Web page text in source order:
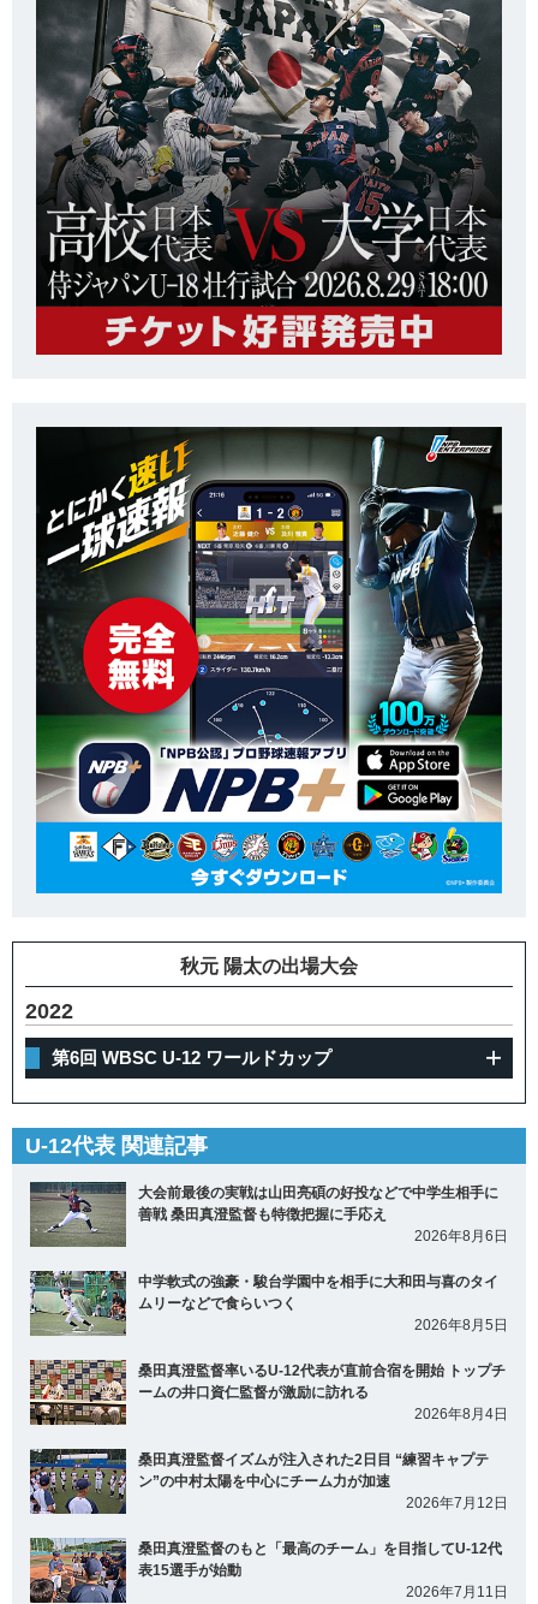
秋元 陽太の出場大会
2022
第6回 WBSC U-12 ワールドカップ
U-12代表 関連記事
大会前最後の実戦は山田亮碩の好投などで中学生相手に
善戦 桑田真澄監督も特徴把握に手応え
2026年8月6日
中学軟式の強豪・駿台学園中を相手に大和田与喜のタイ
ムリーなどで食らいつく
2026年8月5日
桑田真澄監督率いるU-12代表が直前合宿を開始 トップチ
ームの井口資仁監督が激励に訪れる
2026年8月4日
桑田真澄監督イズムが注入された2日目 “練習キャプテ
ン”の中村太陽を中心にチーム力が加速
2026年7月12日
桑田真澄監督のもと「最高のチーム」を目指してU-12代
表15選手が始動
2026年7月11日